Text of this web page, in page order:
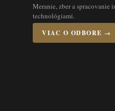
Meranie, zber a spracovanie
technológiami.
VIAC O ODBORE →